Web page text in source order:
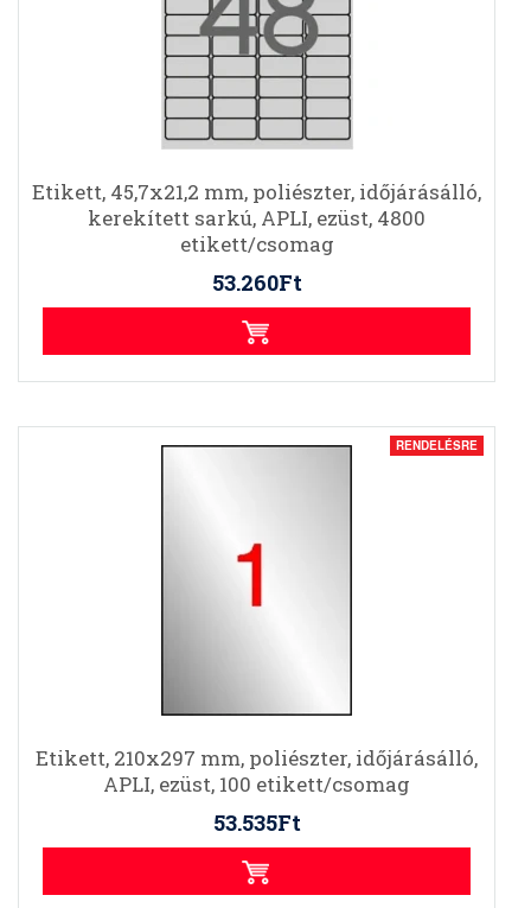
Etikett, 45,7x21,2 mm, poliészter, időjárásálló,
kerekített sarkú, APLI, ezüst, 4800
etikett/csomag
53.260Ft
RENDELÉSRE
Etikett, 210x297 mm, poliészter, időjárásálló,
APLI, ezüst, 100 etikett/csomag
53.535Ft